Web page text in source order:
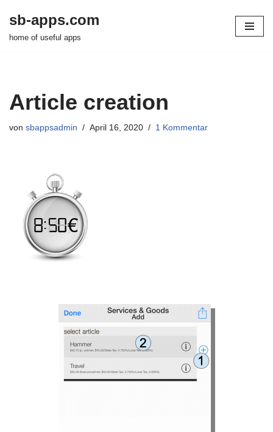
Zum
sb-apps.com
home of useful apps
Article creation
von sbappsadmin April 16, 2020 1 Kommentar